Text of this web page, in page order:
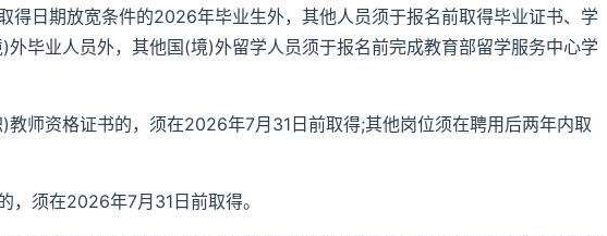
得日期放宽条件的2026年毕业生外，其他人员须于报名前取得毕业证书、学
毕业人员外，其他国(境)外留学人员须于报名前完成教育部留学服务中心学
师资格证书的，须在2026年7月31日前取得;其他岗位须在聘用后两年内取
，须在2026年7月31日前取得。